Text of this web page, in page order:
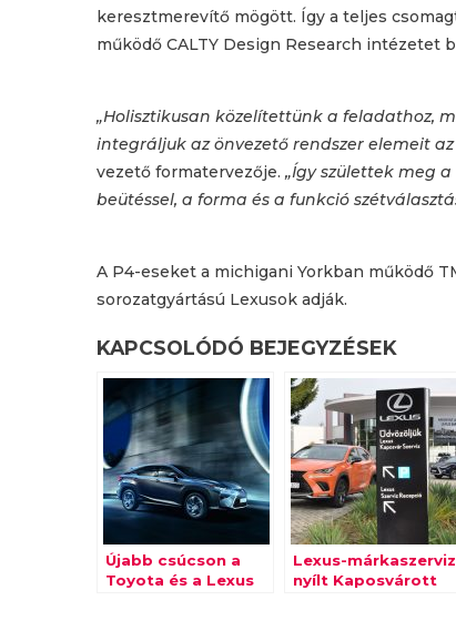
keresztmerevítő mögött. Így a teljes
működő CALTY Design Research intézetet
„Holisztikusan közelítettünk a feladathoz,
integráljuk az önvezető rendszer elemeit
vezető formatervezője. „Így születtek meg
beütéssel, a forma és a funkció
A P4-eseket a michigani Yorkban működő
sorozatgyártású Lexusok adják.
KAPCSOLÓDÓ BEJEGYZÉSEK
Újabb csúcson a
Toyota és a Lexus
Lexus-márkaszerviz
nyílt Kaposvárott